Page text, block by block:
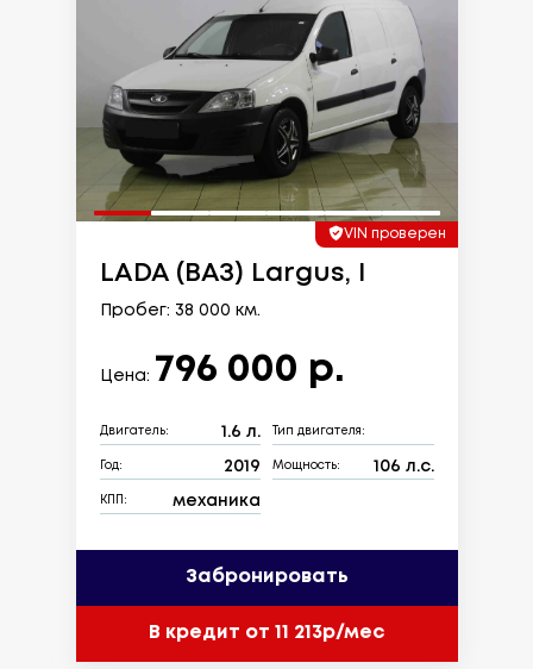
VIN проверен
LADA (ВАЗ) Largus, I
Пробег: 38 000 км.
Цена: 796 000 р.
Двигатель: 1.6 л. Тип двигателя:
Год: 2019 Мощность: 106 л.с.
КПП: механика
Забронировать
В кредит от 11 213р/мес